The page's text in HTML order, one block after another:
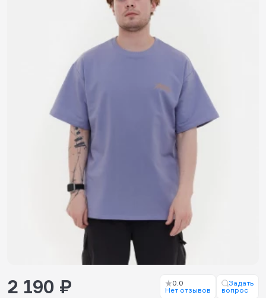
2 190 ₽
0.0
Нет отзывов
Задать
вопрос